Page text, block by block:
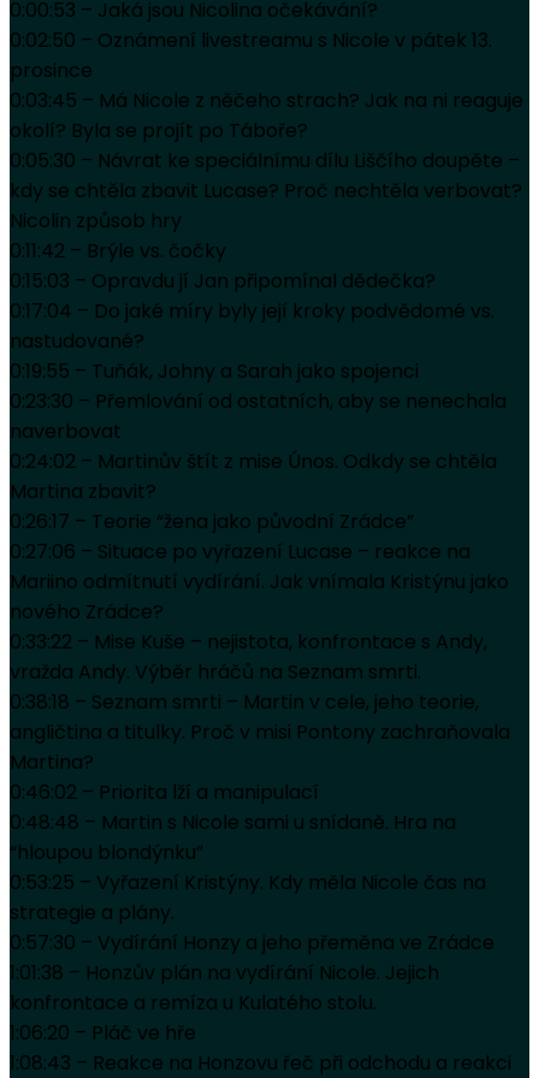
0:00:53 – Jaká jsou Nicolina očekávání?
0:02:50 – Oznámení livestreamu s Nicole v pátek 13.
prosince
0:03:45 – Má Nicole z něčeho strach? Jak na ni reaguje
okolí? Byla se projít po Táboře?
0:05:30 – Návrat ke speciálnímu dílu Liščího doupěte –
kdy se chtěla zbavit Lucase? Proč nechtěla verbovat?
Nicolin způsob hry
0:11:42 – Brýle vs. čočky
0:15:03 – Opravdu jí Jan připomínal dědečka?
0:17:04 – Do jaké míry byly její kroky podvědomé vs.
nastudované?
0:19:55 – Tuňák, Johny a Sarah jako spojenci
0:23:30 – Přemlování od ostatních, aby se nenechala
naverbovat
0:24:02 – Martinův štít z mise Únos. Odkdy se chtěla
Martina zbavit?
0:26:17 – Teorie “žena jako původní Zrádce”
0:27:06 – Situace po vyřazení Lucase – reakce na
Mariino odmítnutí vydírání. Jak vnímala Kristýnu jako
nového Zrádce?
0:33:22 – Mise Kuše – nejistota, konfrontace s Andy,
vražda Andy. Výběr hráčů na Seznam smrti.
0:38:18 – Seznam smrti – Martin v cele, jeho teorie,
angličtina a titulky. Proč v misi Pontony zachraňovala
Martina?
0:46:02 – Priorita lží a manipulací
0:48:48 – Martin s Nicole sami u snídaně. Hra na
“hloupou blondýnku”
0:53:25 – Vyřazení Kristýny. Kdy měla Nicole čas na
strategie a plány.
0:57:30 – Vydírání Honzy a jeho přeměna ve Zrádce
1:01:38 – Honzův plán na vydírání Nicole. Jejich
konfrontace a remíza u Kulatého stolu.
1:06:20 – Pláč ve hře
1:08:43 – Reakce na Honzovu řeč při odchodu a reakci